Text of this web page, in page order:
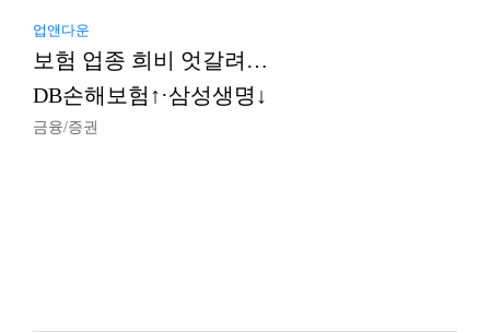
업앤다운
보험 업종 희비 엇갈려…
DB손해보험↑·삼성생명↓
금융/증권